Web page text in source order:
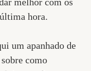
hora.
um apanhado de
como